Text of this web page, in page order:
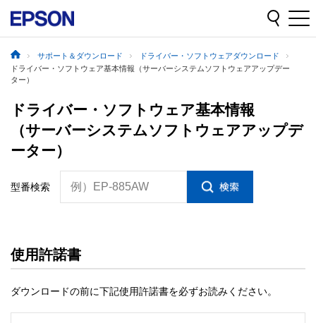
サポート＆ダウンロード
ドライバー・ソフトウェアダウンロード
ドライバー・ソフトウェア基本情報（サーバーシステムソフトウェアアップデー
ター）
ドライバー・ソフトウェア基本情報
（サーバーシステムソフトウェアアップデ
ーター）
型番検索 例）EP-885AW
使用許諾書
ダウンロードの前に下記使用許諾書を必ずお読みください。